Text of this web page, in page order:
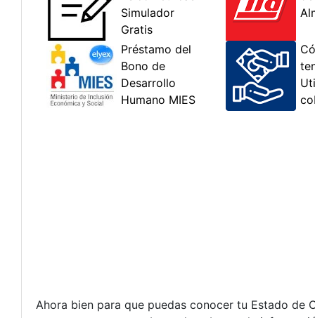
Ahora bien para que puedas conocer tu Estado de